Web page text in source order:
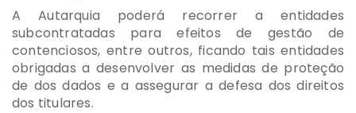
A Autarquia poderá recorrer a entidades
subcontratadas para efeitos de gestão de
contenciosos, entre outros, ficando tais entidades
obrigadas a desenvolver as medidas de proteção
de dos dados e a assegurar a defesa dos direitos
dos titulares.